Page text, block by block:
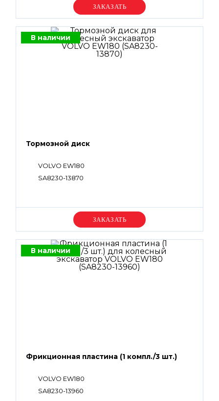
Уточняйте цену
В наличии
Тормозной диск
VOLVO EW180
SA8230-13870
Уточняйте цену
В наличии
Фрикционная пластина (1 компл./3 шт.)
VOLVO EW180
SA8230-13960